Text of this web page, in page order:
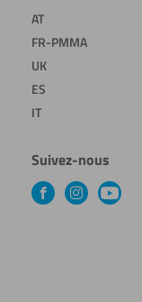
AT
FR-PMMA
UK
ES
IT
Suivez-nous
FacebookInstagramYouTube